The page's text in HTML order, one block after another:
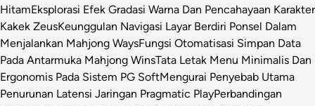
HitamEksplorasi Efek Gradasi Warna Dan Pencahayaan Karakter
Kakek ZeusKeunggulan Navigasi Layar Berdiri Ponsel Dalam
Menjalankan Mahjong WaysFungsi Otomatisasi Simpan Data
Pada Antarmuka Mahjong WinsTata Letak Menu Minimalis Dan
Ergonomis Pada Sistem PG SoftMengurai Penyebab Utama
Penurunan Latensi Jaringan Pragmatic PlayPerbandingan